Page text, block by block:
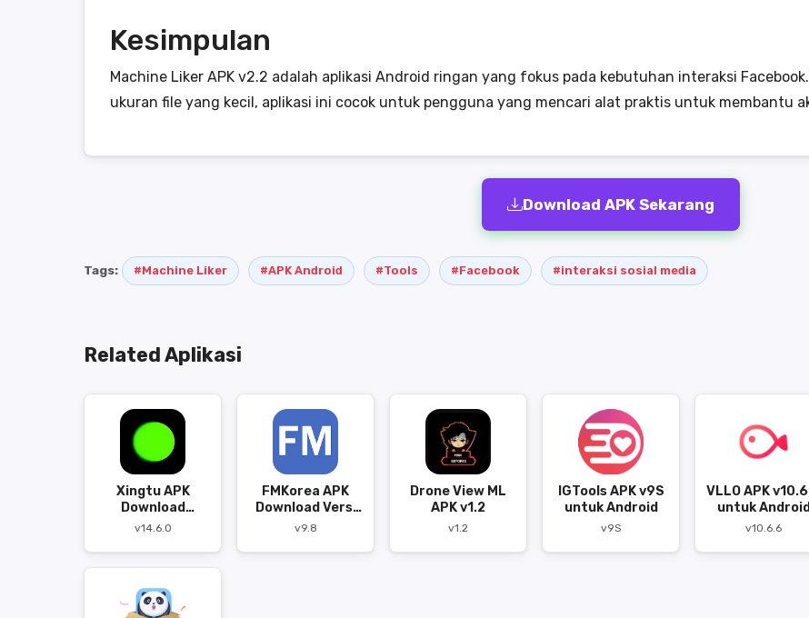
Kesimpulan
Machine Liker APK v2.2 adalah aplikasi Android ringan yang fokus pada kebutuhan interaksi
ukuran file yang kecil, aplikasi ini cocok untuk pengguna yang mencari alat praktis untuk membantu
Download APK Sekarang
Tags: #Machine Liker #APK Android #Tools #Facebook #interaksi sosial media
Related Aplikasi
Xingtu APK
Download
v14.6.0
v14.6.0
FMKorea APK
Download Versi
9.8
v9.8
Drone View ML
APK v1.2
v1.2
IGTools APK v9S
untuk Android
v9S
VLLO APK
untuk Android
v10.6.6